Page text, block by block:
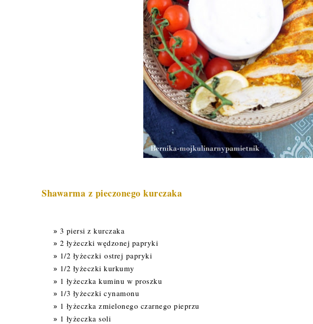
Shawarma z pieczonego kurczaka
3 piersi z kurczaka
2 łyżeczki wędzonej papryki
1/2 łyżeczki ostrej papryki
1/2 łyżeczki kurkumy
1 łyżeczka kuminu w proszku
1/3 łyżeczki cynamonu
1 łyżeczka zmielonego czarnego pieprzu
1 łyżeczka soli